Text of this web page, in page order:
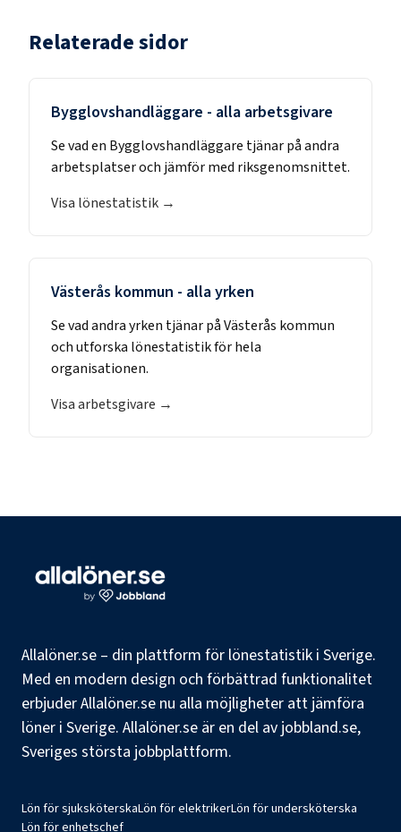
Relaterade sidor
Bygglovshandläggare - alla arbetsgivare
Se vad en Bygglovshandläggare tjänar på andra
arbetsplatser och jämför med riksgenomsnittet.
Visa lönestatistik →
Västerås kommun - alla yrken
Se vad andra yrken tjänar påVästerås kommun
och utforska lönestatistik för hela
organisationen.
Visa arbetsgivare →
Allalöner.se – din plattform för lönestatistik i Sverige.
Med en modern design och förbättrad funktionalitet
erbjuder Allalöner.se nu alla möjligheter att jämföra
löner i Sverige. Allalöner.se är en del av jobbland.se,
Sveriges största jobbplattform.
Lön för sjuksköterskaLön för elektrikerLön för undersköterska
Lön för enhetschef